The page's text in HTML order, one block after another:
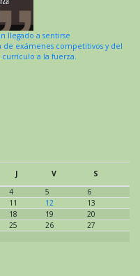
llegado a sentirse
exámenes competitivos y del
a la fuerza.
J V
S
4 5
6
11 12
13
18 19
20
25 26
27